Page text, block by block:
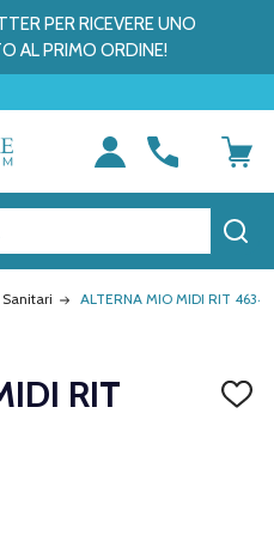
PER RICEVERE UNO
AL PRIMO ORDINE!
ALTERNA MIO MIDI RIT 46346
RIT